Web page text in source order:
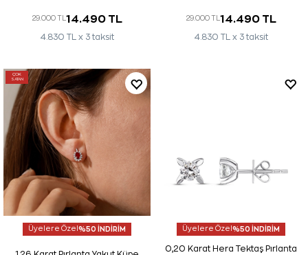
29.000 TL 14.490 TL
4.830 TL x 3 taksit
29.000 TL 14.490 TL
4.830 TL x 3 taksit
ÇOK
SATAN
Üyelere Özel %50 İNDİRİM Üyelere Özel %50 İNDİRİM
0,20 Karat Hera Tektaş Pırlanta